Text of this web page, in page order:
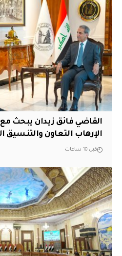
القاضي فائق زيدان يبحث
الإرهاب التعاون
قبل 10 ساعات